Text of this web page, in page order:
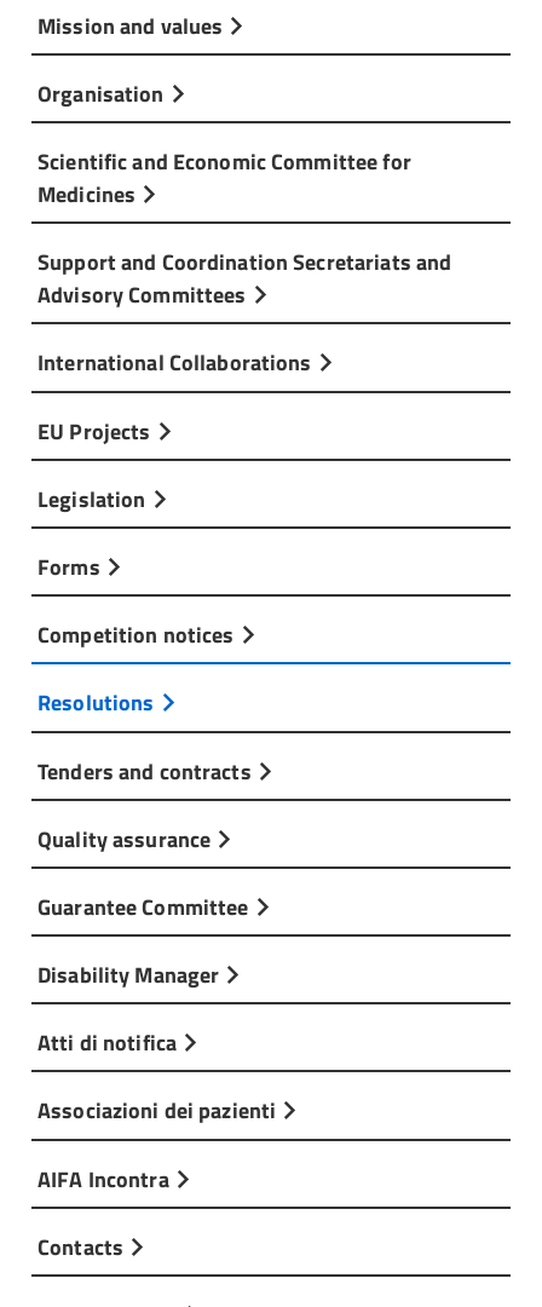
Mission and values
Organisation
Scientific and Economic Committee for
Medicines
Support and Coordination Secretariats and
Advisory Committees
International Collaborations
EU Projects
Legislation
Forms
Competition notices
Resolutions
Tenders and contracts
Quality assurance
Guarantee Committee
Disability Manager
Atti di notifica
Associazioni dei pazienti
AIFA Incontra
Contacts